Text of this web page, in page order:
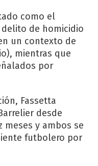
como el
de homicidio
un contexto de
mientras que
por
Fassetta
desde
meses y ambos se
futbolero por